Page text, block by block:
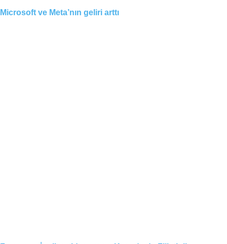
Microsoft ve Meta’nın geliri arttı